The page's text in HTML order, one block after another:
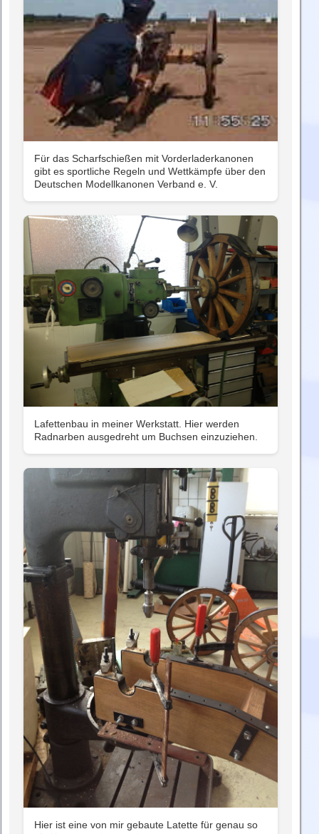
Für das Scharfschießen mit Vorderladerkanonen
gibt es sportliche Regeln und Wettkämpfe über den
Deutschen Modellkanonen Verband e. V.
Lafettenbau in meiner Werkstatt. Hier werden
Radnarben ausgedreht um Buchsen einzuziehen.
Hier ist eine von mir gebaute Latette für genau so